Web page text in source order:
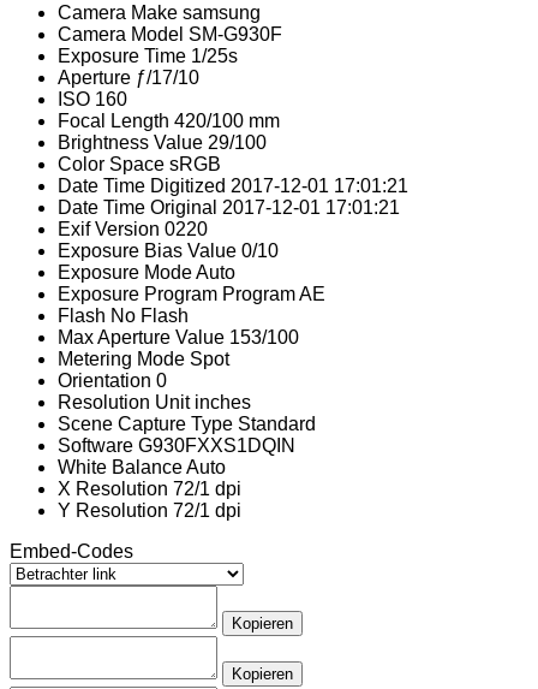
Camera Make samsung
Camera Model SM-G930F
Exposure Time 1/25s
Aperture ƒ/17/10
ISO 160
Focal Length 420/100 mm
Brightness Value 29/100
Color Space sRGB
Date Time Digitized 2017-12-01 17:01:21
Date Time Original 2017-12-01 17:01:21
Exif Version 0220
Exposure Bias Value 0/10
Exposure ModeAuto
Exposure Program Program AE
Flash No Flash
Max Aperture Value 153/100
Metering Mode Spot
Orientation 0
Resolution Unit inches
Scene Capture Type Standard
Software G930FXXS1DQIN
White BalanceAuto
X Resolution 72/1 dpi
Y Resolution 72/1 dpi
Embed-Codes
Kopieren
Kopieren